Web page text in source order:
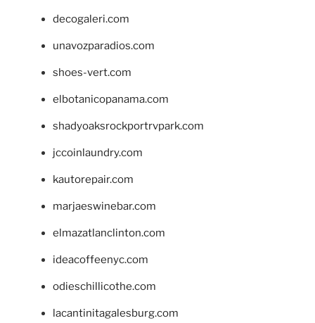
decogaleri.com
unavozparadios.com
shoes-vert.com
elbotanicopanama.com
shadyoaksrockportrvpark.com
jccoinlaundry.com
kautorepair.com
marjaeswinebar.com
elmazatlanclinton.com
ideacoffeenyc.com
odieschillicothe.com
lacantinitagalesburg.com